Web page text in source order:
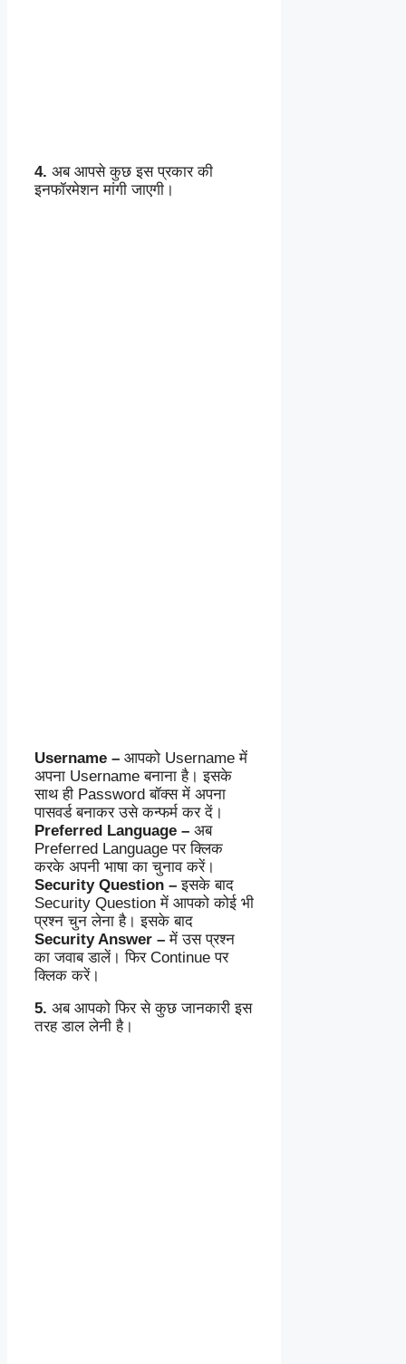
4. अब आपसे कुछ इस प्रकार की
इनफॉरमेशन मांगी जाएगी।
Username – आपको Username में
अपना Username बनाना है। इसके
साथ ही Password बॉक्स में अपना
पासवर्ड बनाकर उसे कन्फर्म कर दें।
Preferred Language – अब
Preferred Language पर क्लिक
करके अपनी भाषा का चुनाव करें।
Security Question – इसके बाद
Security Question में आपको कोई भी
प्रश्न चुन लेना है। इसके बाद
Security Answer – में उस प्रश्न
का जवाब डालें। फिर Continue पर
क्लिक करें।
5. अब आपको फिर से कुछ जानकारी इस
तरह डाल लेनी है।